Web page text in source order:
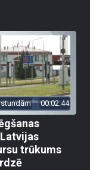
00:02:44
trūkums